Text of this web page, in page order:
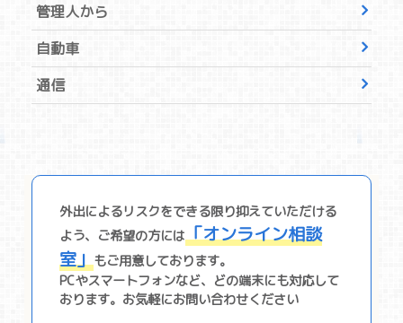
管理人から
自動車
通信
外出によるリスクをできる限り抑えていただける
よう、ご希望の⽅には「オンライン相談
室」もご⽤意しております。
PCやスマートフォンなど、どの端末にも対応して
おります。お気軽にお問い合わせください